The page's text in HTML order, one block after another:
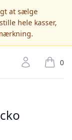
at sælge
hele kasser,
Account
0